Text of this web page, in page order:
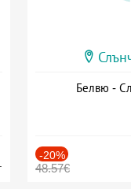
Белвю -
-20%
48.57€